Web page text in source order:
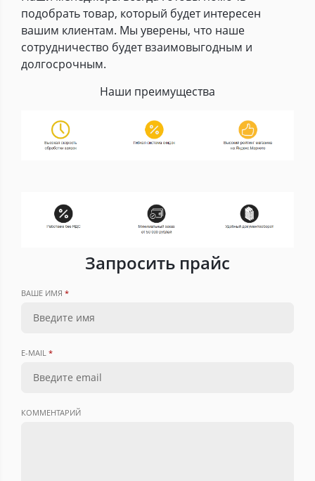
подобрать товар, который будет интересен
вашим клиентам. Мы уверены, что наше
сотрудничество будет взаимовыгодным и
долгосрочным.
Наши преимущества
Запросить прайс
ВАШЕ ИМЯ *
E-MAIL *
КОММЕНТАРИЙ